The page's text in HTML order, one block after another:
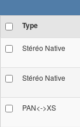
Type
Stéréo Native
Stéréo Native
PAN<->XS